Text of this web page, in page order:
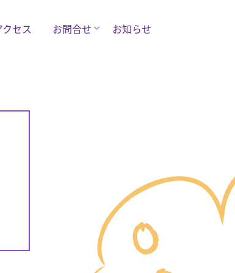
クセス お問合せ お知らせ